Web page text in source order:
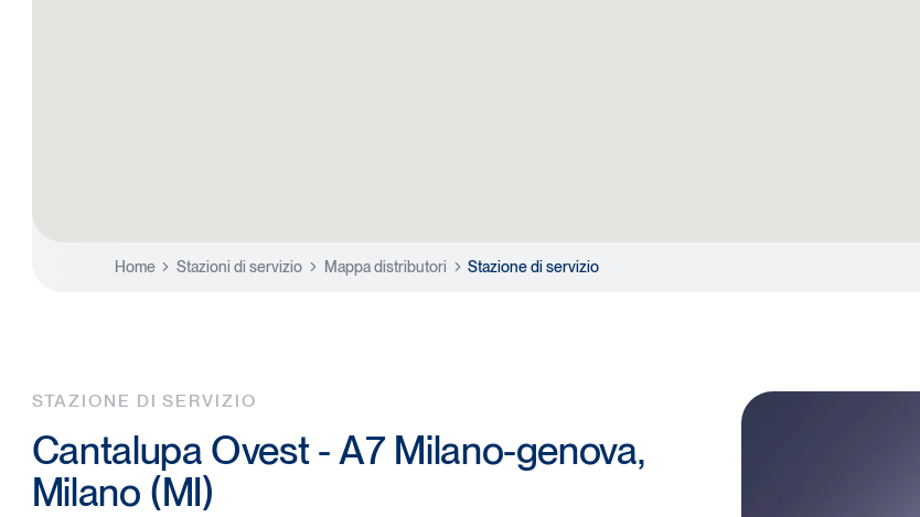
Home Stazioni di servizio Mappa distributori Stazione di servizio
STAZIONE DI SERVIZIO
Cantalupa Ovest - A7 Milano-genova,
Milano (MI)